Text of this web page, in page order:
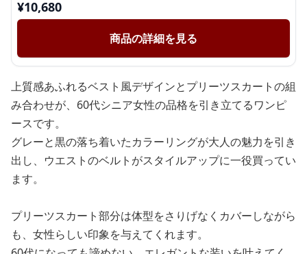
¥10,680
商品の詳細を見る
上質感あふれるベスト風デザインとプリーツスカートの組
み合わせが、60代シニア女性の品格を引き立てるワンピ
ースです。
グレーと黒の落ち着いたカラーリングが大人の魅力を引き
出し、ウエストのベルトがスタイルアップに一役買ってい
ます。
プリーツスカート部分は体型をさりげなくカバーしながら
も、女性らしい印象を与えてくれます。